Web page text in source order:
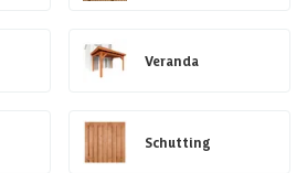
Veranda
Schutting